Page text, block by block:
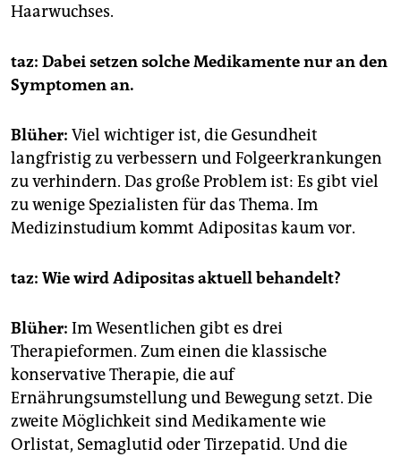
Haarwuchses.
taz: Dabei setzen solche Medikamente nur an den
Symptomen an.
Blüher: Viel wichtiger ist, die Gesundheit
langfristig zu verbessern und Folgeerkrankungen
zu verhindern. Das große Problem ist: Es gibt viel
zu wenige Spezialisten für das Thema. Im
Medizinstudium kommt Adipositas kaum vor.
taz: Wie wird Adipositas aktuell behandelt?
Blüher: Im Wesentlichen gibt es drei
Therapieformen. Zum einen die klassische
konservative Therapie, die auf
Ernährungsumstellung und Bewegung setzt. Die
zweite Möglichkeit sind Medikamente wie
Orlistat, Semaglutid oder Tirzepatid. Und die